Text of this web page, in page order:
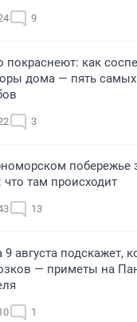
9
покраснеют: как
дома — пять
3
побережье
там происходит
13
9 августа подскажет,
— приметы на
1